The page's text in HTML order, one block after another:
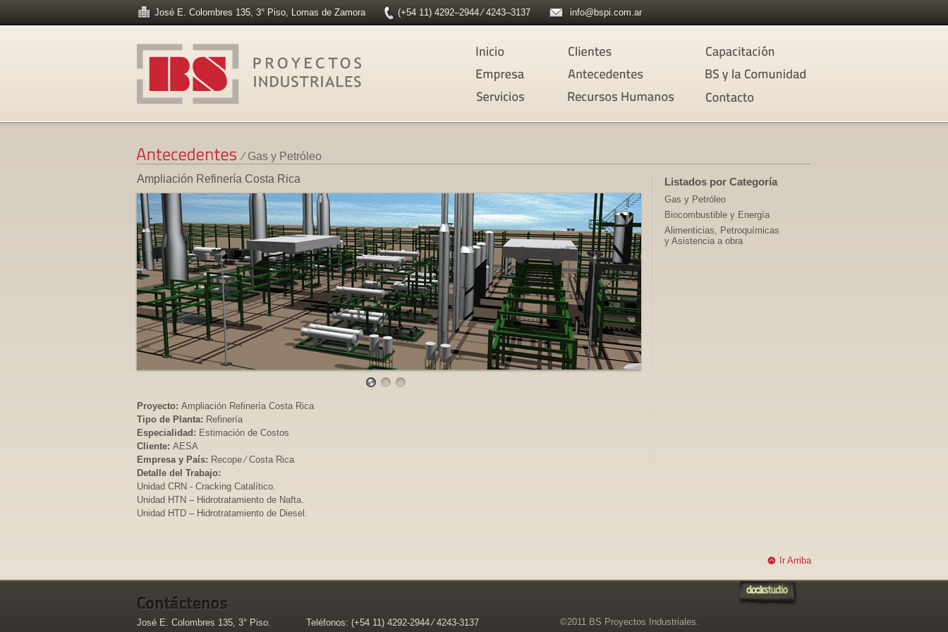
José E. Colombres 135, 3° Piso, Lomas de Zamora (+54 11) 4292–2944 ⁄ 4243–3137 info@bspi.com.ar
⁄ Gas y Petróleo
Ampliación Refinería Costa Rica
Proyecto: Ampliación Refinería Costa Rica
Tipo de Planta: Refinería
Especialidad: Estimación de Costos
Cliente: AESA
Empresa y País: Recope ⁄ Costa Rica
Detalle del Trabajo:
Unidad CRN - Cracking Catalítico.
Unidad HTN – Hidrotratamiento de Nafta.
Unidad HTD – Hidrotratamiento de Diesel.
Listados por Categoría
Gas y Petróleo
Biocombustible y Energía
Alimenticias, Petroquímicas
y Asistencia a obra
Ir Arriba
José E. Colombres 135, 3° Piso. Teléfonos: (+54 11) 4292-2944 ⁄ 4243-3137 ©2011 BS Proyectos Industriales.